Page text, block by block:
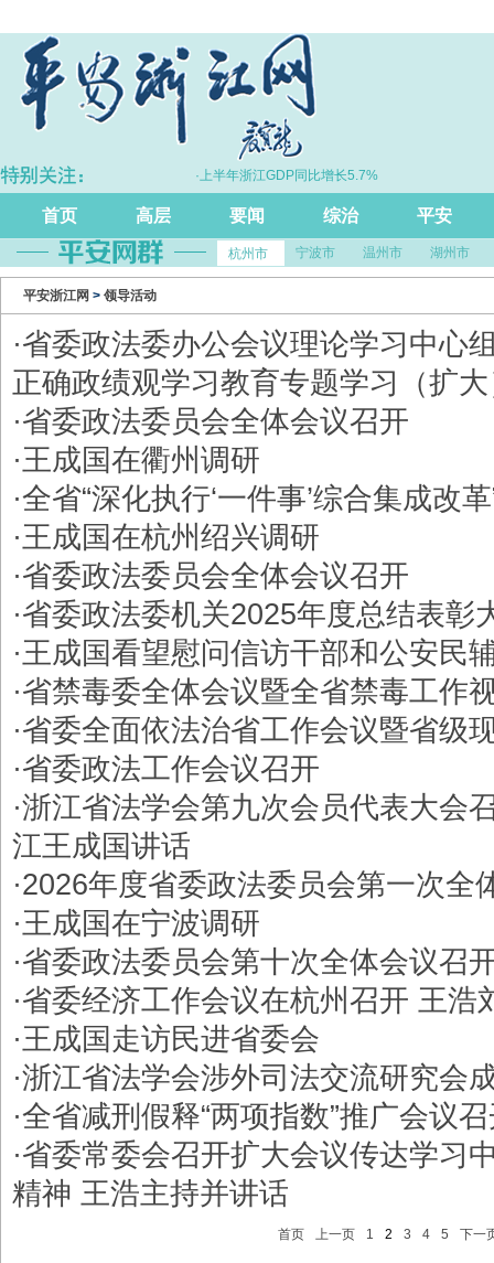
跃升 ·上半年浙江GDP同比增长5.7%
首页 高层 要闻 综治 平安
杭州市 宁波市 温州市 湖州市
平安浙江网 > 领导活动
·省委政法委办公会议理论学习中心
正确政绩观学习教育专题学习（扩
·省委政法委员会全体会议召开
·王成国在衢州调研
·全省“深化执行‘一件事’综合集成改
·王成国在杭州绍兴调研
·省委政法委员会全体会议召开
·省委政法委机关2025年度总结表彰
·王成国看望慰问信访干部和公安民
·省禁毒委全体会议暨全省禁毒工作
·省委全面依法治省工作会议暨省级
·省委政法工作会议召开
·浙江省法学会第九次会员代表大会
江王成国讲话
·2026年度省委政法委员会第一次全
·王成国在宁波调研
·省委政法委员会第十次全体会议召
·省委经济工作会议在杭州召开 王浩
·王成国走访民进省委会
·浙江省法学会涉外司法交流研究会
·全省减刑假释“两项指数”推广会议
·省委常委会召开扩大会议传达学习
精神 王浩主持并讲话
首页 上一页 1 2 3 4 5 下一